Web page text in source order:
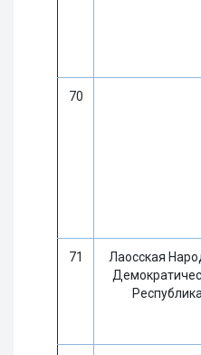
70
71
Лаосская
Республика